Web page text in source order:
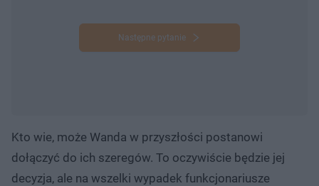
Następne pytanie
Kto wie, może Wanda w przyszłości postanowi
dołączyć do ich szeregów. To oczywiście będzie jej
decyzja, ale na wszelki wypadek funkcjonariusze